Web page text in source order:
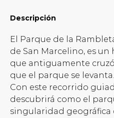
Descripción
El Parque de la
de San Marcelino, es
que antiguamente
que el parque se levanta.
Con este recorrido
descubrirá como el
singularidad geográfica